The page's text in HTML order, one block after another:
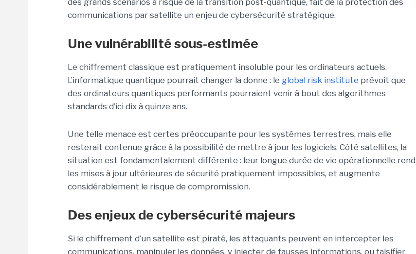
des grands scénarios à risque de la transition post-quantique, fait de la protection des
communications par satellite un enjeu de cybersécurité stratégique.
Une vulnérabilité sous-estimée
Le chiffrement classique est pratiquement insoluble pour les ordinateurs actuels.
L’informatique quantique pourrait changer la donne : le global risk institute prévoit que
des ordinateurs quantiques performants pourraient venir à bout des algorithmes
standards d’ici dix à quinze ans.
Une telle menace est certes préoccupante pour les systèmes terrestres, mais elle
resterait contenue grâce à la possibilité de mettre à jour les logiciels. Côté satellites, la
situation est fondamentalement différente : leur longue durée de vie opérationnelle rend
les mises à jour ultérieures de sécurité pratiquement impossibles, et augmente
considérablement le risque de compromission.
Des enjeux de cybersécurité majeurs
Si le chiffrement d’un satellite est piraté, les attaquants peuvent en intercepter les
communications, manipuler les données, y injecter de fausses informations, ou falsifier